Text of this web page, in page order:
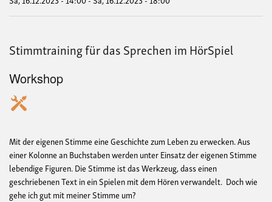
Stimmtraining für das Sprechen im HörSpiel
Workshop
Mit der eigenen Stimme eine Geschichte zum Leben zu erwecken. Aus
einer Kolonne an Buchstaben werden unter Einsatz der eigenen Stimme
lebendige Figuren. Die Stimme ist das Werkzeug, dass einen
geschriebenen Text in ein Spielen mit dem Hören verwandelt. Doch wie
gehe ich gut mit meiner Stimme um?